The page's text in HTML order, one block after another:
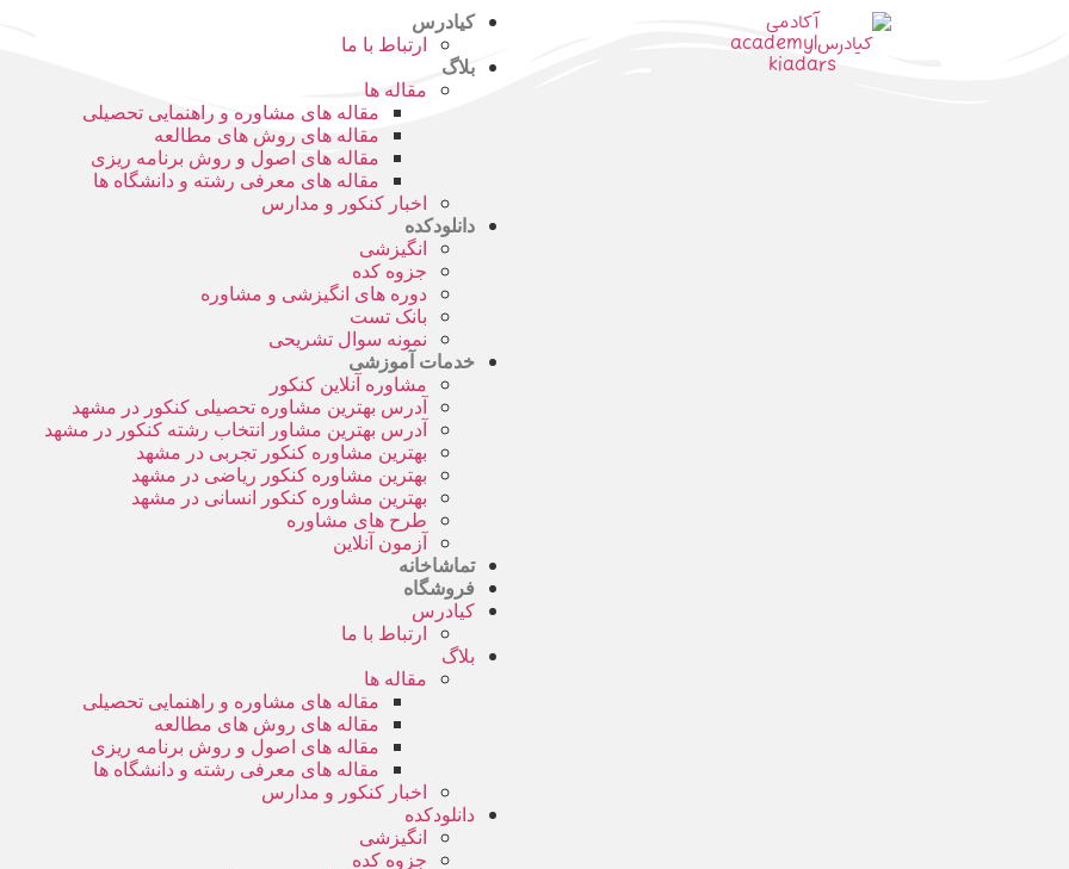
کیادرس
ارتباط با ما
بلاگ
مقاله ها
مقاله های مشاوره و راهنمایی تحصیلی
مقاله های روش های مطالعه
مقاله های اصول و روش برنامه ریزی
مقاله های معرفی رشته و دانشگاه ها
اخبار کنکور و مدارس
دانلودکده
انگیزشی
جزوه کده
دوره های انگیزشی و مشاوره
بانک تست
نمونه سوال تشریحی
خدمات آموزشی
مشاوره آنلاین کنکور
آدرس بهترین مشاوره تحصیلی کنکور در مشهد
آدرس بهترین مشاور انتخاب رشته کنکور در مشهد
بهترین مشاوره کنکور تجربی در مشهد
بهترین مشاوره کنکور ریاضی در مشهد
بهترین مشاوره کنکور انسانی در مشهد
طرح های مشاوره
آزمون آنلاین
تماشاخانه
فروشگاه
کیادرس
ارتباط با ما
بلاگ
مقاله ها
مقاله های مشاوره و راهنمایی تحصیلی
مقاله های روش های مطالعه
مقاله های اصول و روش برنامه ریزی
مقاله های معرفی رشته و دانشگاه ها
اخبار کنکور و مدارس
دانلودکده
انگیزشی
جزوه کده